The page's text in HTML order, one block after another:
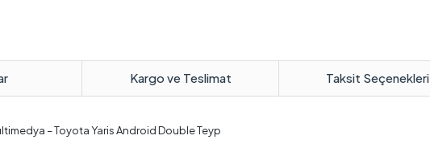
Kargo ve Teslimat Taksit Seçenekleri
– Toyota Yaris Android Double Teyp